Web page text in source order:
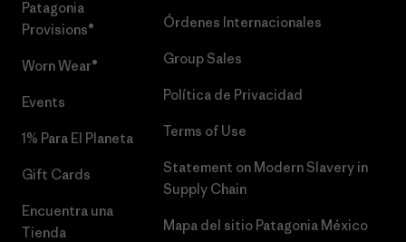
Patagonia
Provisions®
Worn Wear®
Events
1% Para El Planeta
Gift Cards
Encuentra una
Tienda
Órdenes Internacionales
Group Sales
Política de Privacidad
Terms of Use
Statement on Modern Slavery in
Supply Chain
Mapa del sitio Patagonia México